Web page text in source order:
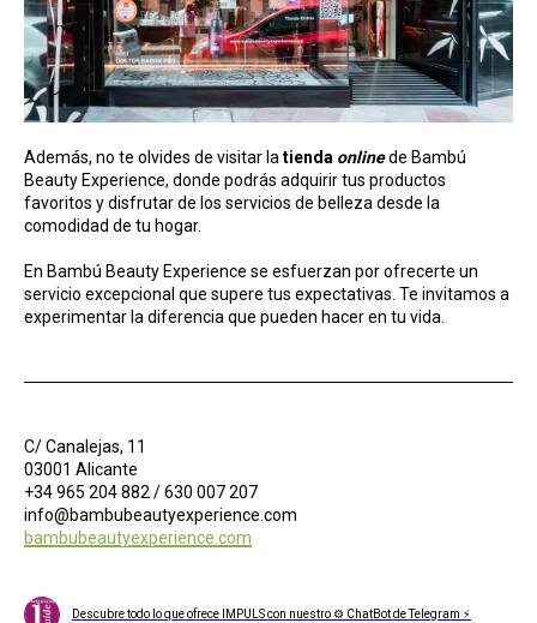
Además, no te olvides de visitar la tienda onlinede Bambú
Beauty Experience, donde podrás adquirir tus productos
favoritos y disfrutar de los servicios de belleza desde la
comodidad de tu hogar.
En Bambú Beauty Experience se esfuerzan por ofrecerte un
servicio excepcional que supere tus expectativas. Te invitamos a
experimentar la diferencia que pueden hacer en tu vida.
C/ Canalejas, 11
03001 Alicante
+34 965 204 882 / 630 007 207
info@bambubeautyexperience.com
bambubeautyexperience.com
Descubre todo lo que ofrece IMPULS con nuestro ⚙ ChatBot de Telegram ⚡